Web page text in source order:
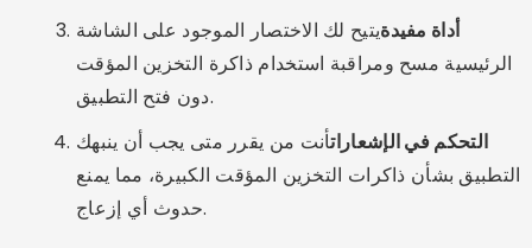
أداة مفيدةيتيح لك الاختصار الموجود على الشاشة
الرئيسية مسح ومراقبة استخدام ذاكرة التخزين المؤقت
دون فتح التطبيق.
التحكم في الإشعاراتأنت من يقرر متى يجب أن ينبهك
التطبيق بشأن ذاكرات التخزين المؤقت الكبيرة، مما يمنع
حدوث أي إزعاج.